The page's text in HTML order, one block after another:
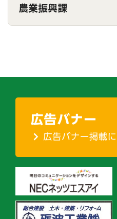
農業振興課